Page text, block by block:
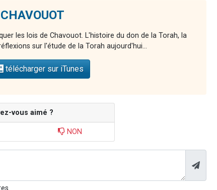
les lois de Chavouot. L'histoire du don de la Torah, la
sur l'étude de la Torah aujourd'hui...
télécharger sur iTunes
vous aimé ?
NON